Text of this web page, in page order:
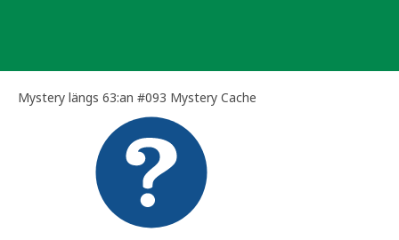
Mystery längs 63:an #093 Mystery Cache